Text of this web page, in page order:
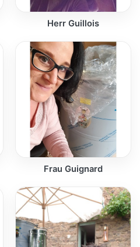
Herr Guillois
Frau Guignard